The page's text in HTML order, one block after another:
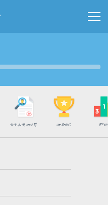
ቁጥራዊ መረጃ ውድድር